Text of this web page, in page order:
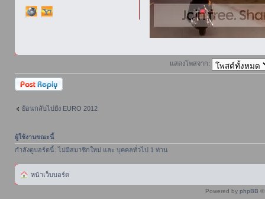
แสดงโพสจาก:
ตอบกระทู้
ย้อนกลับไปยัง EURO 2012
ผู้ใช้งานขณะนี้
กำลังดูบอร์ดนี้: ไม่มีสมาชิกใหม่ และ บุคคลทั่วไป 1 ท่าน
หน้าเว็บบอร์ด
Powered by phpBB ©